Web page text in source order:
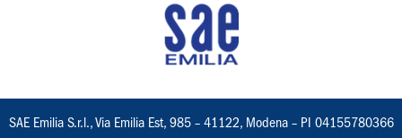
SAE Emilia S.r.l., Via Emilia Est, 985 – 41122, Modena – PI 04155780366